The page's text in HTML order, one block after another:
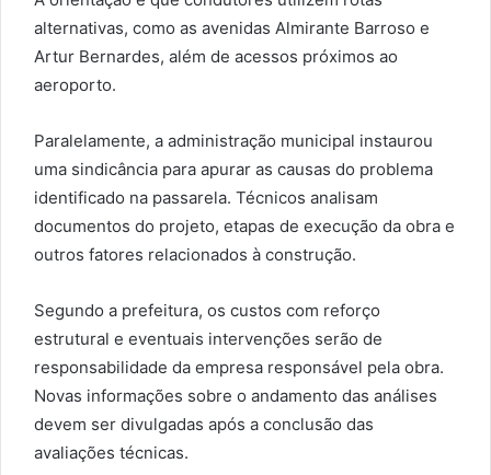
alternativas, como as avenidas Almirante Barroso e
Artur Bernardes, além de acessos próximos ao
aeroporto.
Paralelamente, a administração municipal instaurou
uma sindicância para apurar as causas do problema
identificado na passarela. Técnicos analisam
documentos do projeto, etapas de execução da obra e
outros fatores relacionados à construção.
Segundo a prefeitura, os custos com reforço
estrutural e eventuais intervenções serão de
responsabilidade da empresa responsável pela obra.
Novas informações sobre o andamento das análises
devem ser divulgadas após a conclusão das
avaliações técnicas.